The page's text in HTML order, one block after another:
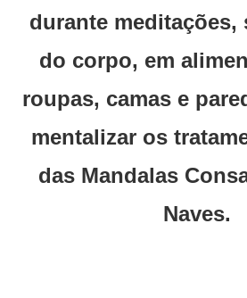
durante meditações,
do corpo, em
roupas, camas e
mentalizar os
das Mandalas
Naves.